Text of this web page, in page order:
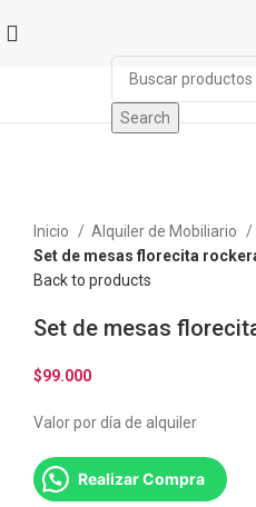
Search
Inicio
Alquiler de Mobiliario
Set de mesas florecita
Back to products
Set de mesas
$99.000
Valor por día de alquiler
Realizar Compra